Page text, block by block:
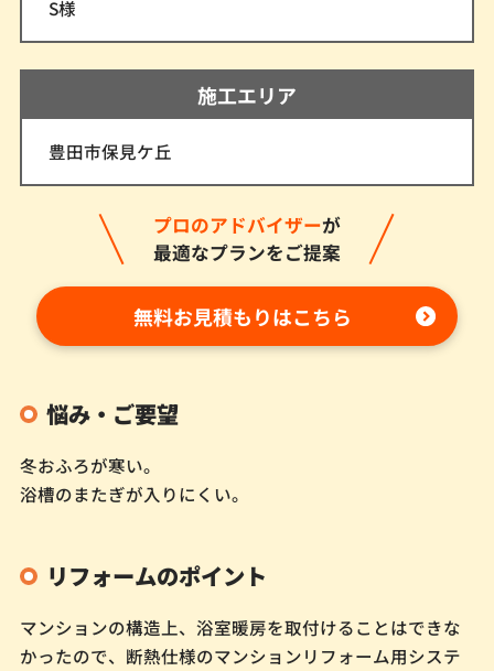
S様
施工エリア
豊田市保見ケ丘
プロのアドバイザーが
最適なプランをご提案
無料お見積もりはこちら
悩み・ご要望
冬おふろが寒い。
浴槽のまたぎが入りにくい。
リフォームのポイント
マンションの構造上、浴室暖房を取付けることはできな
かったので、断熱仕様のマンションリフォーム用システ